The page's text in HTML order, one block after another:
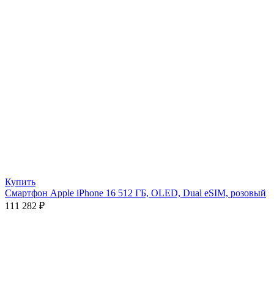
Купить
Смартфон Apple iPhone 16 512 ГБ, OLED, Dual eSIM, розовый
111 282 ₽